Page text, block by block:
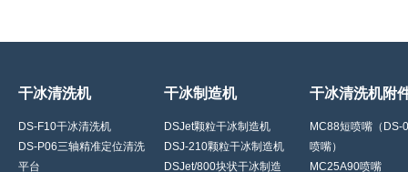
干冰清洗机
DS-F10干冰清洗机
DS-P06三轴精准定位清洗
平台
干冰制造机
DSJet颗粒干冰制造机
DSJ-210颗粒干冰制造机
DSJet/800块状干冰制造
干冰清洗机附
MC88短喷嘴（DS-
喷嘴）
MC25A90喷嘴